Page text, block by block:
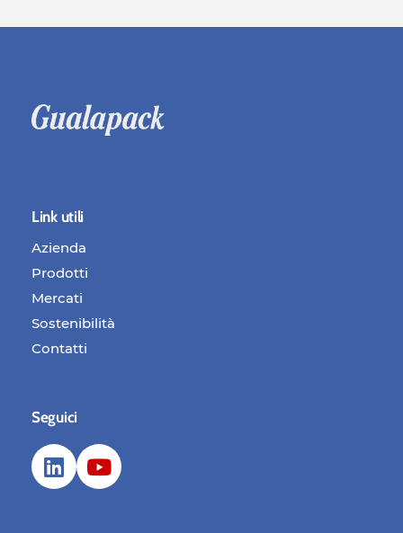
Link utili
Azienda
Prodotti
Mercati
Sostenibilità
Contatti
Seguici